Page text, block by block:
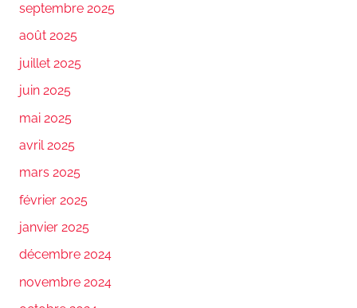
septembre 2025
août 2025
juillet 2025
juin 2025
mai 2025
avril 2025
mars 2025
février 2025
janvier 2025
décembre 2024
novembre 2024